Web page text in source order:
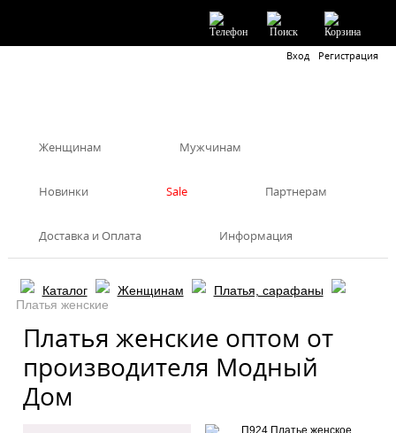
Вход Регистрация
Женщинам Мужчинам
Новинки Sale Партнерам
Доставка и Оплата Информация
Каталог Женщинам
Платья, сарафаны
Платья женские
Платья женские оптом от
производителя Модный
Дом